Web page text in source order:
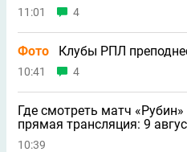
11:01 4
Фото Клубы РПЛ
10:41 4
Где смотреть матч
прямая трансляция: 9
10:39